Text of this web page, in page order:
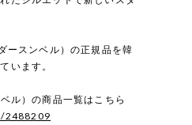
ースンベル）の正規品を韓
います。
ル）の商品一覧はこちら
2488209